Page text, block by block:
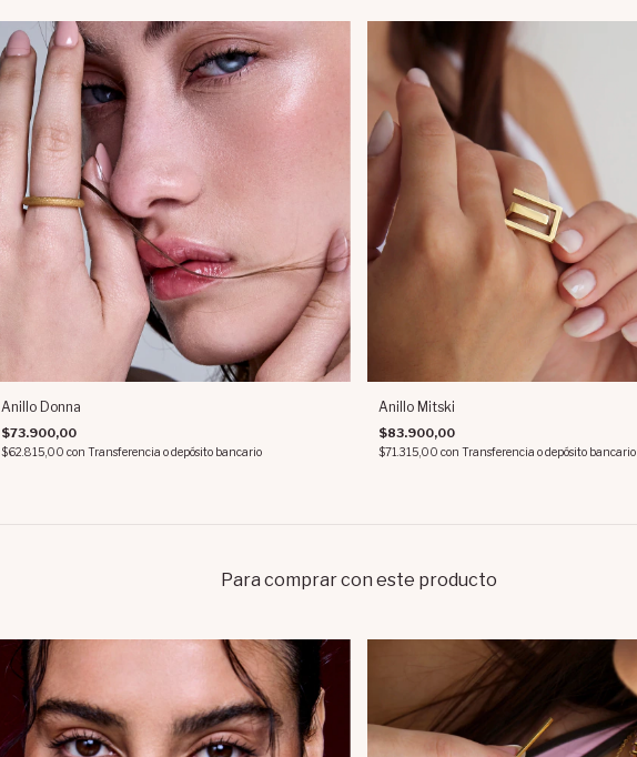
Anillo Donna
$73.900,00
$62.815,00 con Transferencia o depósito bancario
Anillo Mitski
$83.900,00
$71.315,00 con Transferencia o depósito bancario
Para comprar con este producto